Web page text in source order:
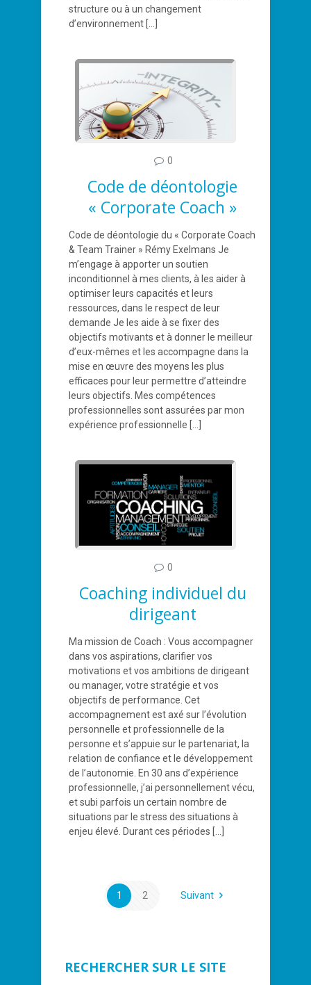
structure ou à un changement
d’environnement
0
Code de déontologie
« Corporate Coach »
Code de déontologie du « Corporate Coach
& Team Trainer » Rémy Exelmans Je
m’engage à apporter un soutien
inconditionnel à mes clients, à les aider à
optimiser leurs capacités et leurs
ressources, dans le respect de leur
demande Je les aide à se fixer des
objectifs motivants et à donner le meilleur
d’eux-mêmes et les accompagne dans la
mise en œuvre des moyens les plus
efficaces pour leur permettre d’atteindre
leurs objectifs. Mes compétences
professionnelles sont assurées par mon
expérience professionnelle
0
Coaching individuel du
dirigeant
Ma mission de Coach : Vous accompagner
dans vos aspirations, clarifier vos
motivations et vos ambitions de dirigeant
ou manager, votre stratégie et vos
objectifs de performance. Cet
accompagnement est axé sur l’évolution
personnelle et professionnelle de la
personne et s’appuie sur le partenariat, la
relation de confiance et le développement
de l’autonomie. En 30 ans d’expérience
professionnelle, j’ai personnellement vécu,
et subi parfois un certain nombre de
situations par le stress des situations à
enjeu élevé. Durant ces périodes
1 2 Suivant
RECHERCHER SUR LE SITE